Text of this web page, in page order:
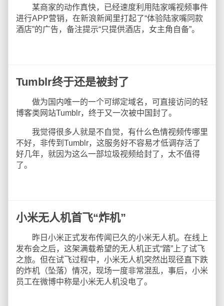
某商家的动作真快，已经速度利用陆家嘴视频事件
进行APP营销，在新浪新闻里打起了“体验陆家嘴同款
酒店”的广告，备注提示“只提供酒店，女主角自备”。
Tumblr终于还是被封了
做为国内唯一的一个可绑定域名，可直接访问的轻
博客类网站Tumblr，终于又一次被中国封了。
我觉得很多人就是不自觉，有什么色情视频传哪里
不好，非传到Tumblr，这服务好不容易才低调存活了
好几年，就因为这么一部垃圾视频给封了，太不值得
了。
小米无人机首飞“炸机”
昨日小米正式发布传闻已久的小米无人机。在线上
发布会之后，这架满载希望的无人机正式“踏”上了试飞
之旅。但在试飞过程中，小米无人机突然出现径直下跌
的炸机（坠落）情况，现场一度非常混乱，事后，小米
员工在微博中称是小米无人机没电了。